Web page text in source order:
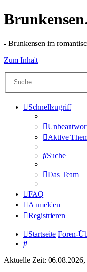
- Brunkensen im
Zum Inhalt
Schnellzugriff
Aktive
Suche
Das Team
FAQ
Anmelden
Registrieren
Startseite Foren-
Suche
Aktuelle Zeit: 06.08.2026,